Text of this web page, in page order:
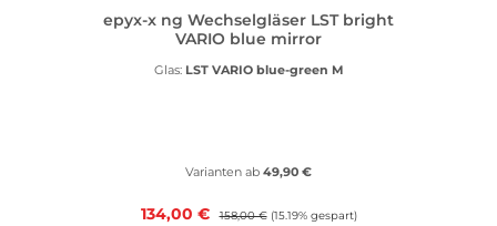
epyx-x ng Wechselgläser LST bright
VARIO blue mirror
Glas: LST VARIO blue-green M
Varianten ab 49,90 €
Verkaufspreis:
134,00 € Regulärer Preis:
158,00 € (15.19% gespart)